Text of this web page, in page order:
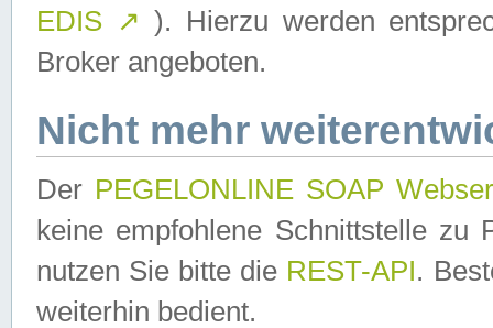
EDIS ↗ ). Hierzu werden
Broker angeboten.
Nicht mehr
Der PEGELONLINE SOAP
keine empfohlene Schnittstelle zu
nutzen Sie bitte die REST-API.
weiterhin bedient.